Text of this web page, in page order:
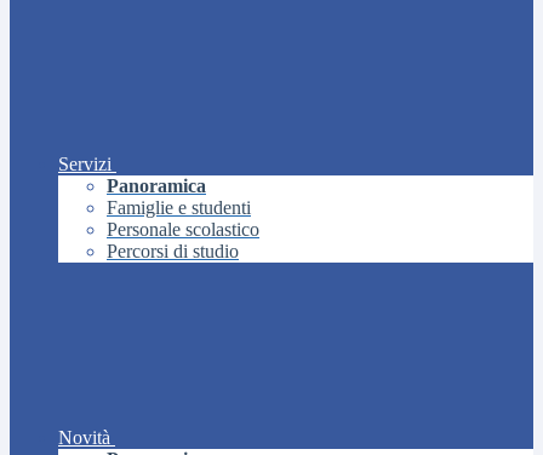
Servizi
Panoramica
Famiglie e studenti
Personale scolastico
Percorsi di studio
Novità